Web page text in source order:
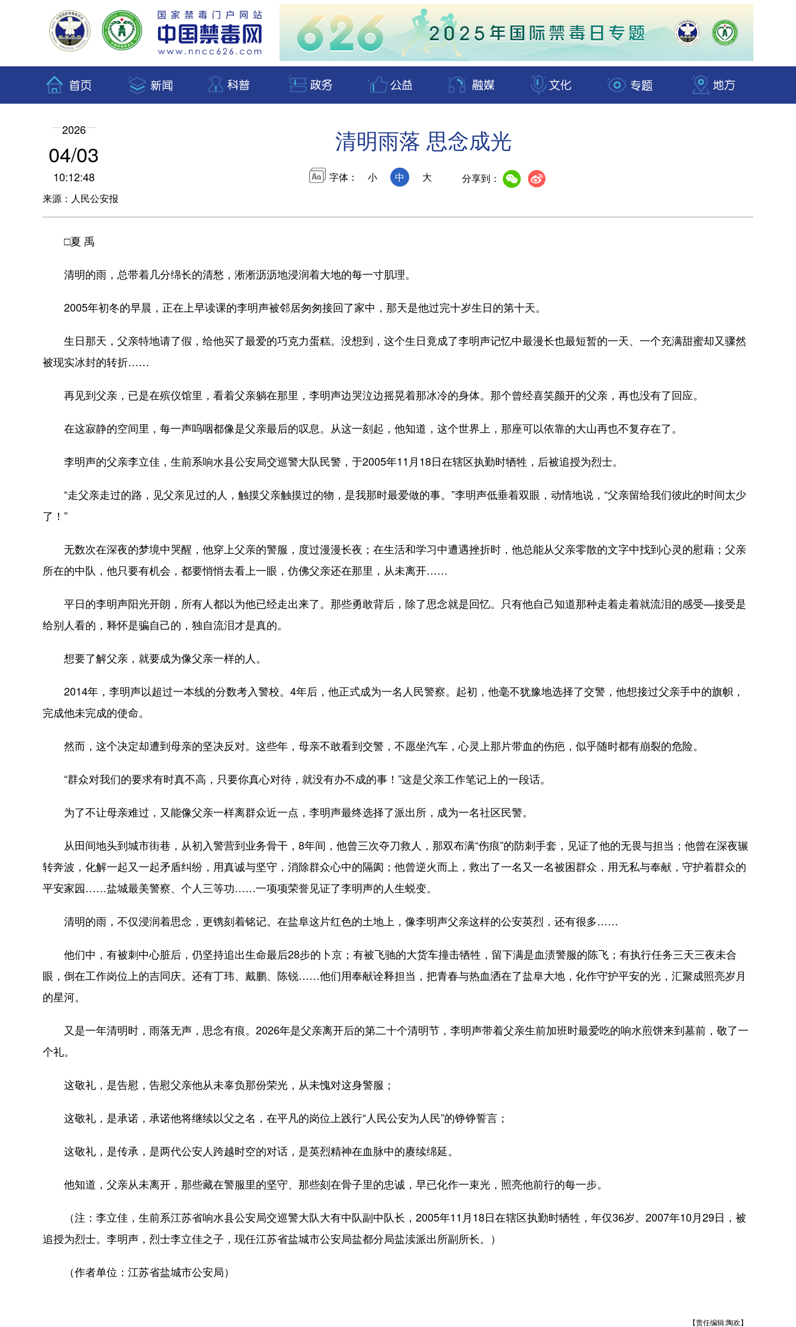
2026
04/03
10:12:48
来源：人民公安报
清明雨落 思念成光
字体： 小 中 大 分享到：
□夏 禹
清明的雨，总带着几分绵长的清愁，淅淅沥沥地浸润着大地的每一寸肌理。
2005年初冬的早晨，正在上早读课的李明声被邻居匆匆接回了家中，那天是他过完十岁生日的第十天。
生日那天，父亲特地请了假，给他买了最爱的巧克力蛋糕。没想到，这个生日竟成了李明声记忆中最漫长也最短暂的一天、一个充满甜蜜却又骤然
被现实冰封的转折……
再见到父亲，已是在殡仪馆里，看着父亲躺在那里，李明声边哭泣边摇晃着那冰冷的身体。那个曾经喜笑颜开的父亲，再也没有了回应。
在这寂静的空间里，每一声呜咽都像是父亲最后的叹息。从这一刻起，他知道，这个世界上，那座可以依靠的大山再也不复存在了。
李明声的父亲李立佳，生前系响水县公安局交巡警大队民警，于2005年11月18日在辖区执勤时牺牲，后被追授为烈士。
“走父亲走过的路，见父亲见过的人，触摸父亲触摸过的物，是我那时最爱做的事。”李明声低垂着双眼，动情地说，“父亲留给我们彼此的时间太少
了！”
无数次在深夜的梦境中哭醒，他穿上父亲的警服，度过漫漫长夜；在生活和学习中遭遇挫折时，他总能从父亲零散的文字中找到心灵的慰藉；父亲
所在的中队，他只要有机会，都要悄悄去看上一眼，仿佛父亲还在那里，从未离开……
平日的李明声阳光开朗，所有人都以为他已经走出来了。那些勇敢背后，除了思念就是回忆。只有他自己知道那种走着走着就流泪的感受—接受是
给别人看的，释怀是骗自己的，独自流泪才是真的。
想要了解父亲，就要成为像父亲一样的人。
2014年，李明声以超过一本线的分数考入警校。4年后，他正式成为一名人民警察。起初，他毫不犹豫地选择了交警，他想接过父亲手中的旗帜，
完成他未完成的使命。
然而，这个决定却遭到母亲的坚决反对。这些年，母亲不敢看到交警，不愿坐汽车，心灵上那片带血的伤疤，似乎随时都有崩裂的危险。
“群众对我们的要求有时真不高，只要你真心对待，就没有办不成的事！”这是父亲工作笔记上的一段话。
为了不让母亲难过，又能像父亲一样离群众近一点，李明声最终选择了派出所，成为一名社区民警。
从田间地头到城市街巷，从初入警营到业务骨干，8年间，他曾三次夺刀救人，那双布满“伤痕”的防刺手套，见证了他的无畏与担当；他曾在深夜辗
转奔波，化解一起又一起矛盾纠纷，用真诚与坚守，消除群众心中的隔阂；他曾逆火而上，救出了一名又一名被困群众，用无私与奉献，守护着群众的
平安家园……盐城最美警察、个人三等功……一项项荣誉见证了李明声的人生蜕变。
清明的雨，不仅浸润着思念，更镌刻着铭记。在盐阜这片红色的土地上，像李明声父亲这样的公安英烈，还有很多……
他们中，有被刺中心脏后，仍坚持追出生命最后28步的卜京；有被飞驰的大货车撞击牺牲，留下满是血渍警服的陈飞；有执行任务三天三夜未合
眼，倒在工作岗位上的吉同庆。还有丁玮、戴鹏、陈锐……他们用奉献诠释担当，把青春与热血洒在了盐阜大地，化作守护平安的光，汇聚成照亮岁月
的星河。
又是一年清明时，雨落无声，思念有痕。2026年是父亲离开后的第二十个清明节，李明声带着父亲生前加班时最爱吃的响水煎饼来到墓前，敬了一
个礼。
这敬礼，是告慰，告慰父亲他从未辜负那份荣光，从未愧对这身警服；
这敬礼，是承诺，承诺他将继续以父之名，在平凡的岗位上践行“人民公安为人民”的铮铮誓言；
这敬礼，是传承，是两代公安人跨越时空的对话，是英烈精神在血脉中的赓续绵延。
他知道，父亲从未离开，那些藏在警服里的坚守、那些刻在骨子里的忠诚，早已化作一束光，照亮他前行的每一步。
（注：李立佳，生前系江苏省响水县公安局交巡警大队大有中队副中队长，2005年11月18日在辖区执勤时牺牲，年仅36岁。2007年10月29日，被
追授为烈士。李明声，烈士李立佳之子，现任江苏省盐城市公安局盐都分局盐渎派出所副所长。）
（作者单位：江苏省盐城市公安局）
【责任编辑:陶欢】